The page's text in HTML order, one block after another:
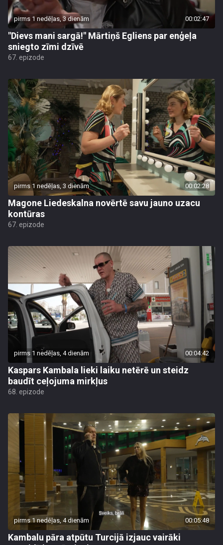
pirms 1 nedēļas, 3 dienām 00:02:47
"Dievs mani sargā!" Mārtiņš Egliens par enģeļa
sniegto zīmi dzīvē
67. epizode
pirms 1 nedēļas, 3 dienām 00:02:28
Magone Liedeskalna novērtē savu jauno uzacu
kontūras
67. epizode
pirms 1 nedēļas, 4 dienām 00:04:42
Kaspars Kambala lieki laiku netērē un steidz
baudīt ceļojuma mirkļus
68. epizode
pirms 1 nedēļas, 4 dienām 00:05:48
Kambalu pāra atpūtu Turcijā izjauc vairāki